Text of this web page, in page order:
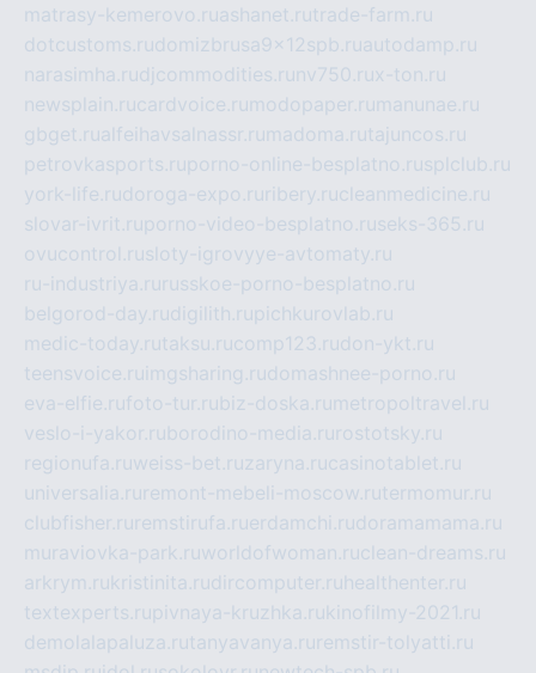
matrasy-kemerovo.ruashanet.rutrade-farm.ru
dotcustoms.rudomizbrusa9x12spb.ruautodamp.ru
narasimha.rudjcommodities.ru nv750.rux-ton.ru
newsplain.rucardvoice.ru modopaper.ru manunae.ru
gbget.rualfeihavsalnassr.ru madoma.rutajuncos.ru
petrovkasports.ruporno-online-besplatno.rusplclub.ru
york-life.rudoroga-expo.ru ribery.rucleanmedicine.ru
slovar-ivrit.ruporno-video-besplatno.ruseks-365.ru
ovucontrol.rusloty-igrovyye-avtomaty.ru
ru-industriya.ru russkoe-porno-besplatno.ru
belgorod-day.rudigilith.rupichkurovlab.ru
medic-today.rutaksu.rucomp123.rudon-ykt.ru
teensvoice.ru imgsharing.rudomashnee-porno.ru
eva-elfie.rufoto-tur.rubiz-doska.ru metropoltravel.ru
veslo-i-yakor.ruborodino-media.ru rostotsky.ru
regionufa.ruweiss-bet.ruzaryna.rucasinotablet.ru
universalia.ru remont-mebeli-moscow.rutermomur.ru
clubfisher.ru remstirufa.ruerdamchi.rudoramamama.ru
muraviovka-park.ruworldofwoman.ruclean-dreams.ru
arkrym.rukristinita.rudircomputer.ru healthenter.ru
textexperts.rupivnaya-kruzhka.rukinofilmy-2021.ru
demolalapaluza.rutanyavanya.ru remstir-tolyatti.ru